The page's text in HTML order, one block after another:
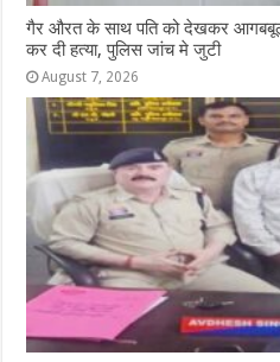
गैर औरत के साथ पति को देखकर
कर दी हत्या, पुलिस जांच मे जुटी
August 7, 2026